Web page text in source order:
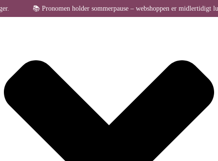
Administrer samtykke til cookies
📚 Pronomen holder sommerpause – webshoppen er midlertidigt